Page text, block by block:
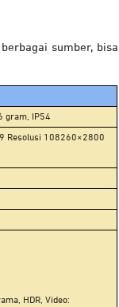
sumber, bisa
gram, IP54
Resolusi 108260×2800
HDR, Video: